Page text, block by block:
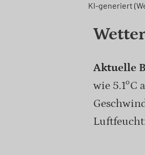
KI-generiert
Aktuelle
wie